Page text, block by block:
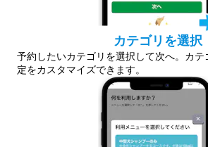
カテゴリを選択
予約したいカテゴリを選択して次へ。カテ
定をカスタマイズできます。